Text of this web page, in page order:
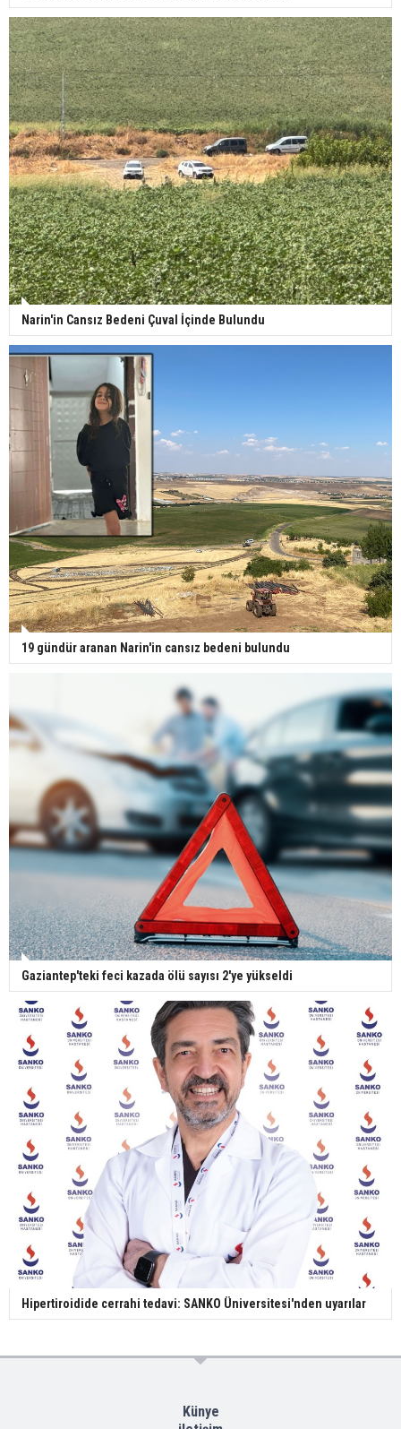
Narin'in Cansız Bedeni Çuval İçinde Bulundu
19 gündür aranan Narin'in cansız bedeni bulundu
Gaziantep'teki feci kazada ölü sayısı 2'ye yükseldi
Hipertiroidide cerrahi tedavi: SANKO Üniversitesi'nden uyarılar
Künye